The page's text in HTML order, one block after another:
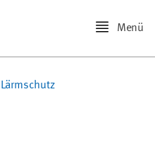
Menü
Lärmschutz